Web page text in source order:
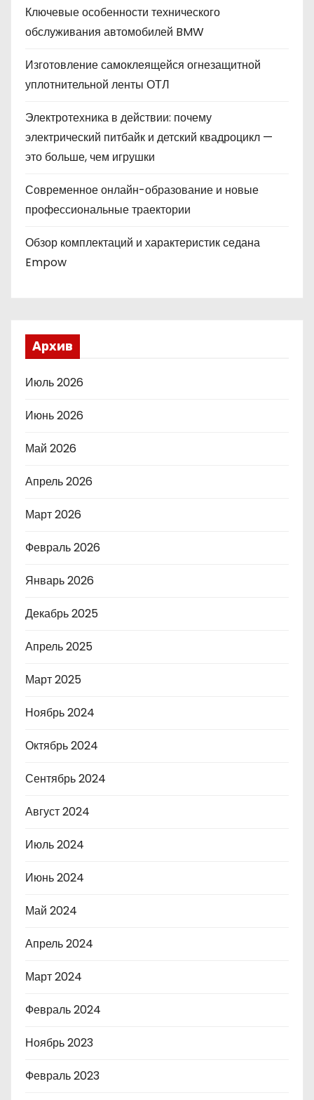
Ключевые особенности технического
обслуживания автомобилей BMW
Изготовление самоклеящейся огнезащитной
уплотнительной ленты ОТЛ
Электротехника в действии: почему
электрический питбайк и детский квадроцикл —
это больше, чем игрушки
Современное онлайн-образование и новые
профессиональные траектории
Обзор комплектаций и характеристик седана
Empow
Архив
Июль 2026
Июнь 2026
Май 2026
Апрель 2026
Март 2026
Февраль 2026
Январь 2026
Декабрь 2025
Апрель 2025
Март 2025
Ноябрь 2024
Октябрь 2024
Сентябрь 2024
Август 2024
Июль 2024
Июнь 2024
Май 2024
Апрель 2024
Март 2024
Февраль 2024
Ноябрь 2023
Февраль 2023